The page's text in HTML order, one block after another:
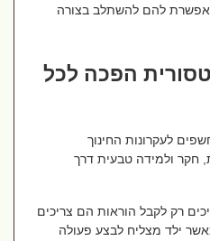
להם להשתלב בצורה
הפכה לכל
לעקרונות החינוך
ולמידה טבעית דרך
רק לקבל הוראות הם צריכים
ילד מצליח לבצע פעולה